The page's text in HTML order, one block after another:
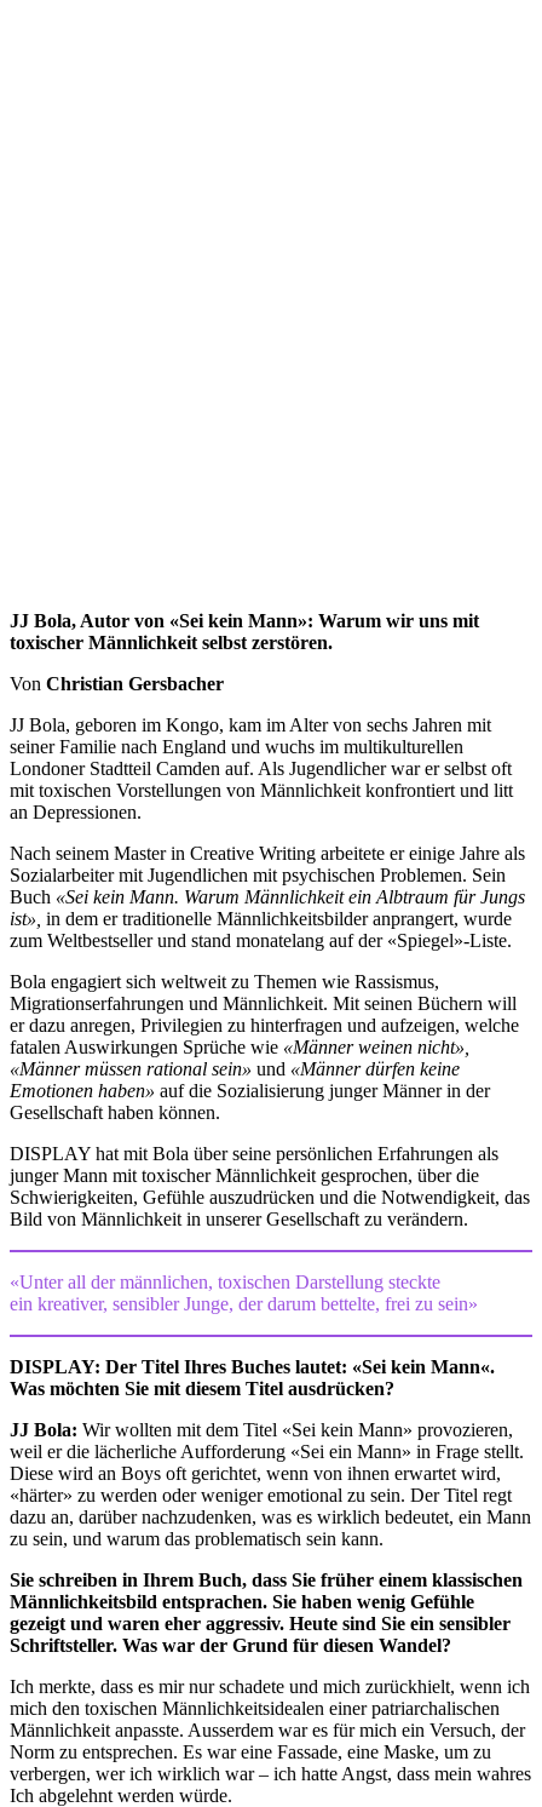
JJ Bola, Autor von «Sei kein Mann»: Warum wir uns mit
toxischer Männlichkeit selbst zerstören.
Von Christian Gersbacher
JJ Bola, geboren im Kongo, kam im Alter von sechs Jahren mit
seiner Familie nach England und wuchs im multikulturellen
Londoner Stadtteil Camden auf. Als Jugendlicher war er selbst oft
mit toxischen Vorstellungen von Männlichkeit konfrontiert und litt
an Depressionen.
Nach seinem Master in Creative Writing arbeitete er einige Jahre als
Sozialarbeiter mit Jugendlichen mit psychischen Problemen. Sein
Buch «Sei kein Mann. Warum Männlichkeit ein Albtraum für Jungs
ist», in dem er traditionelle Männlichkeitsbilder anprangert, wurde
zum Weltbestseller und stand monatelang auf der «Spiegel»-Liste.
Bola engagiert sich weltweit zu Themen wie Rassismus,
Migrationserfahrungen und Männlichkeit. Mit seinen Büchern will
er dazu anregen, Privilegien zu hinterfragen und aufzeigen, welche
fatalen Auswirkungen Sprüche wie «Männer weinen nicht»,
«Männer müssen rational sein» und «Männer dürfen keine
Emotionen haben» auf die Sozialisierung junger Männer in der
Gesellschaft haben können.
DISPLAY hat mit Bola über seine persönlichen Erfahrungen als
junger Mann mit toxischer Männlichkeit gesprochen, über die
Schwierigkeiten, Gefühle auszudrücken und die Notwendigkeit, das
Bild von Männlichkeit in unserer Gesellschaft zu verändern.
«Unter all der männlichen, toxischen Darstellung steckte
ein kreativer, sensibler Junge, der darum bettelte, frei zu sein»
DISPLAY: Der Titel Ihres Buches lautet: «Sei kein Mann«.
Was möchten Sie mit diesem Titel ausdrücken?
JJ Bola: Wir wollten mit dem Titel «Sei kein Mann» provozieren,
weil er die lächerliche Aufforderung «Sei ein Mann» in Frage stellt.
Diese wird an Boys oft gerichtet, wenn von ihnen erwartet wird,
«härter» zu werden oder weniger emotional zu sein. Der Titel regt
dazu an, darüber nachzudenken, was es wirklich bedeutet, ein Mann
zu sein, und warum das problematisch sein kann.
Sie schreiben in Ihrem Buch, dass Sie früher einem klassischen
Männlichkeitsbild entsprachen. Sie haben wenig Gefühle
gezeigt und waren eher aggressiv. Heute sind Sie ein sensibler
Schriftsteller. Was war der Grund für diesen Wandel?
Ich merkte, dass es mir nur schadete und mich zurückhielt, wenn ich
mich den toxischen Männlichkeitsidealen einer patriarchalischen
Männlichkeit anpasste. Ausserdem war es für mich ein Versuch, der
Norm zu entsprechen. Es war eine Fassade, eine Maske, um zu
verbergen, wer ich wirklich war – ich hatte Angst, dass mein wahres
Ich abgelehnt werden würde.